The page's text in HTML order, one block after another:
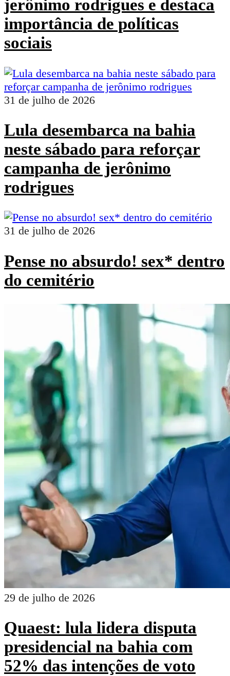
jerônimo rodrigues e destaca
importância de políticas
sociais
31 de julho de 2026
Lula desembarca na bahia
neste sábado para reforçar
campanha de jerônimo
rodrigues
31 de julho de 2026
Pense no absurdo! sex* dentro
do cemitério
29 de julho de 2026
Quaest: lula lidera disputa
presidencial na bahia com
52% das intenções de voto